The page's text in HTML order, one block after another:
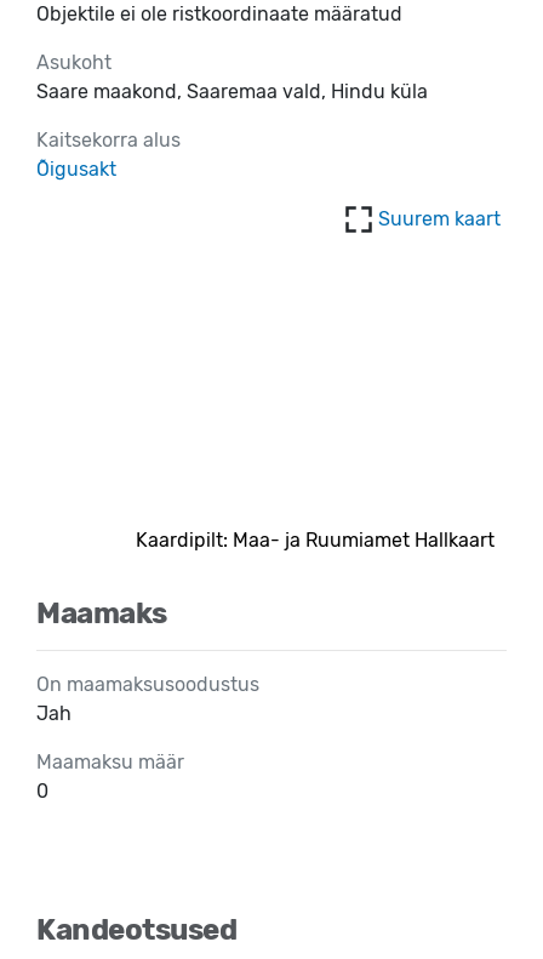
Objektile ei ole ristkoordinaate määratud
Asukoht
Saare maakond, Saaremaa vald, Hindu küla
Kaitsekorra alus
Õigusakt
Suurem kaart
Kaardipilt: Maa- ja Ruumiamet Hallkaart
Maamaks
On maamaksusoodustus
Jah
Maamaksu määr
0
Kandeotsused